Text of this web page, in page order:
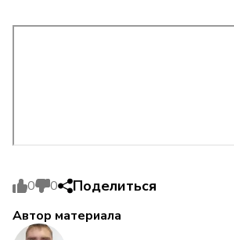
0 0 Поделиться
Автор материала